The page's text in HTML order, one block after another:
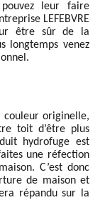
leur faire
LEFEBVRE
être sûr de la
longtemps venez
couleur originelle,
toit d’être plus
hydrofuge est
une réfection
C’est donc
de maison et
répandu sur la